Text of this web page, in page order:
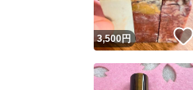
3,500円